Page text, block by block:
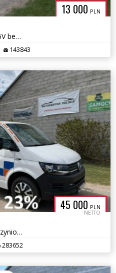
13 000 PLN
Renault Kangoo Express 1.6 16V benzyna/ Klimatyzacja/2009r
143843
45 000 PLN
NETTO
T6 2.0 TDI 150KM/PICKUP/Skrzyniowy/AUTOMAT/Webasto
283652